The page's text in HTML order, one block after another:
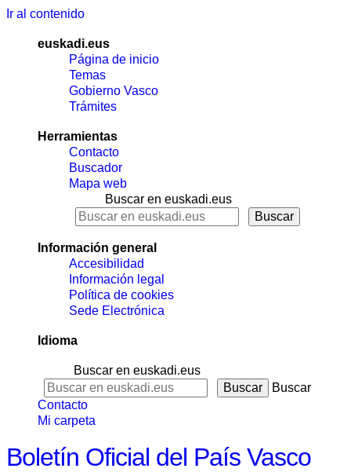
Ir al contenido
euskadi.eus
Página de inicio
Temas
Gobierno Vasco
Trámites
Herramientas
Contacto
Buscador
Mapa web
Buscar en euskadi.eus
Información general
Accesibilidad
Información legal
Política de cookies
Sede Electrónica
Idioma
Buscar en euskadi.eus
Buscar
Contacto
Mi carpeta
Boletín Oficial del País Vasco